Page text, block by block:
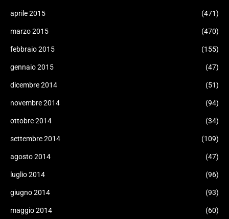
aprile 2015 (471)
marzo 2015 (470)
febbraio 2015 (155)
gennaio 2015 (47)
dicembre 2014 (51)
novembre 2014 (94)
ottobre 2014 (34)
settembre 2014 (109)
agosto 2014 (47)
luglio 2014 (96)
giugno 2014 (93)
maggio 2014 (60)